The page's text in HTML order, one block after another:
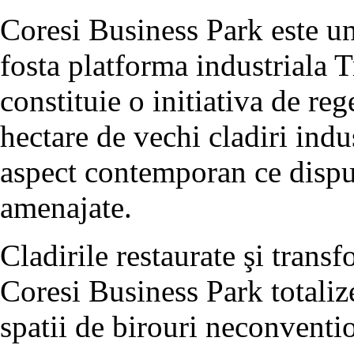
Coresi Business Park este
fosta platforma industriala
constituie o initiativa de
hectare de vechi cladiri
aspect contemporan ce
amenajate.
Cladirile restaurate şi
Coresi Business Park
spatii de birouri